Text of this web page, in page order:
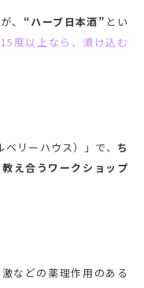
、 “ハーブ日本酒” とい
15度以上なら、漬け込む
リーハウス）」で、 ち
え合うワークショップ
などの薬理作用のある